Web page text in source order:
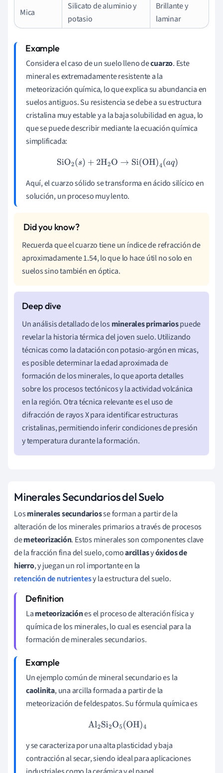
Mica
Silicato de aluminio y
potasio
Brillante y
laminar
Considera el caso de un suelo lleno decuarzo. Este
mineral es extremadamente resistente a la
meteorización química, lo que explica su abundancia en
suelos antiguos. Su resistencia se debe a su estructura
cristalina muy estable y a la baja solubilidad en agua, lo
que se puede describir mediante la ecuación química
simplificada:
SiO2(s )+2H2O →Si(OH)4(aq)
Aquí, el cuarzo sólido se transforma en ácido silícico en
solución, un proceso muy lento.
Recuerda que el cuarzo tiene un índice de refracción de
aproximadamente 1.54, lo que lo hace útil no solo en
suelos sino también en óptica.
Un análisis detallado de los minerales primariospuede
revelar la historia térmica del joven suelo. Utilizando
técnicas como la datación con potasio-argón en micas,
es posible determinar la edad aproximada de
formación de los minerales, lo que aporta detalles
sobre los procesos tectónicos y la actividad volcánica
en la región. Otra técnica relevante es el uso de
difracción de rayos X para identificar estructuras
cristalinas, permitiendo inferir condiciones de presión
y temperatura durante la formación.
Minerales Secundarios del Suelo
Losminerales secundariosse forman a partir de la
alteración de los minerales primarios a través de procesos
demeteorización. Estos minerales son componentes clave
de la fracción fina del suelo, comoarcillasyóxidos de
hierro, y juegan un rol importante en la
retención de nutrientesy la estructura del suelo.
Lameteorizaciónes el proceso de alteración física y
química de los minerales, lo cual es esencial para la
formación de minerales secundarios.
Un ejemplo común de mineral secundario es la
caolinita, una arcilla formada a partir de la
meteorización de feldespatos. Su fórmula química es
Al2Si2O5(OH)4
y se caracteriza por una alta plasticidad y baja
contracción al secar, siendo ideal para aplicaciones